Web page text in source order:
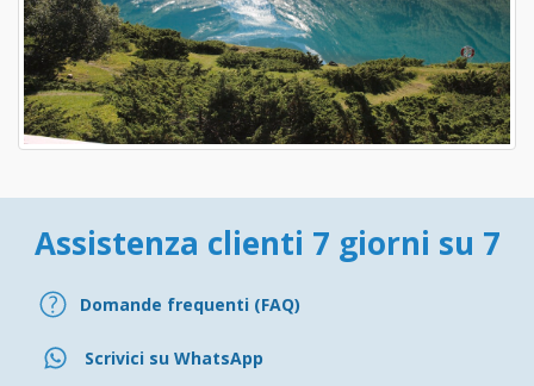
Assistenza clienti 7 giorni su 7
Domande frequenti (FAQ)
Scrivici su WhatsApp